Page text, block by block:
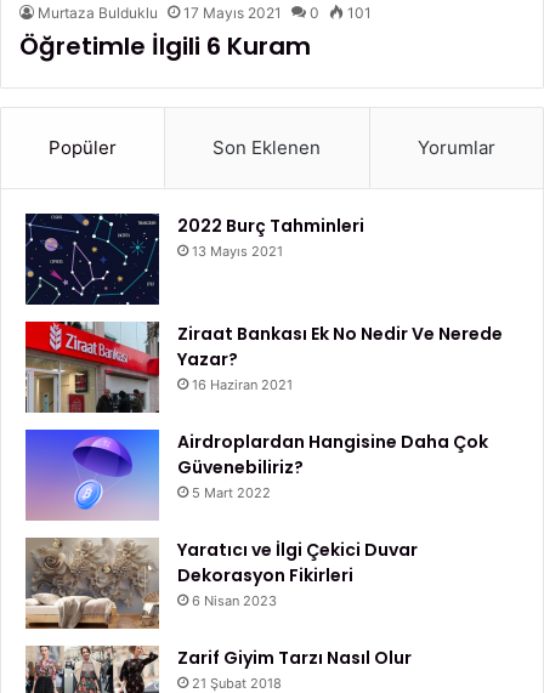
Murtaza Bulduklu 17 Mayıs 2021 0 101
Öğretimle İlgili 6 Kuram
Popüler Son Eklenen Yorumlar
2022 Burç Tahminleri
13 Mayıs 2021
Ziraat Bankası Ek No Nedir Ve Nerede
Yazar?
16 Haziran 2021
Airdroplardan Hangisine Daha Çok
Güvenebiliriz?
5 Mart 2022
Yaratıcı ve İlgi Çekici Duvar
Dekorasyon Fikirleri
6 Nisan 2023
Zarif Giyim Tarzı Nasıl Olur
21 Şubat 2018